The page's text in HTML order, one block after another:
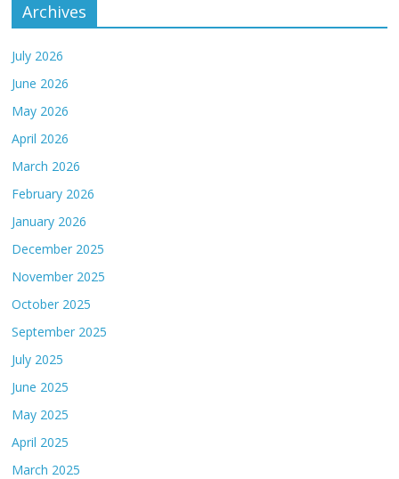
Archives
July 2026
June 2026
May 2026
April 2026
March 2026
February 2026
January 2026
December 2025
November 2025
October 2025
September 2025
July 2025
June 2025
May 2025
April 2025
March 2025